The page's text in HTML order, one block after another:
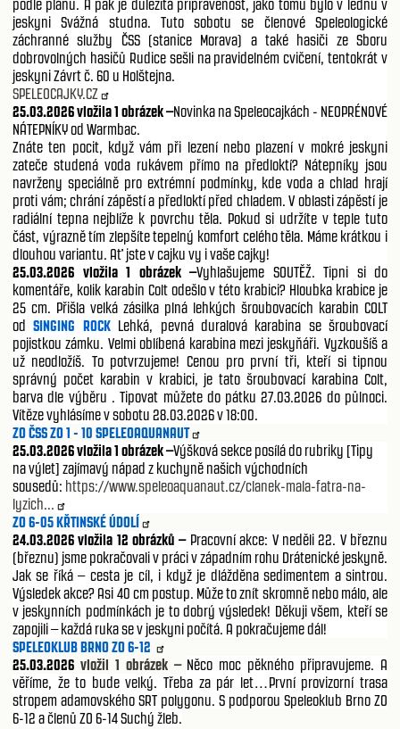
podle plánu. A pak je důležitá připravenost, jako tomu bylo v lednu v
jeskyni Svážná studna. Tuto sobotu se členové Speleologické
záchranné služby ČSS (stanice Morava) a také hasiči ze Sboru
dobrovolných hasičů Rudice sešli na pravidelném cvičení, tentokrát v
jeskyni Závrt č. 60 u Holštejna.
SPELEOCAJKY.CZ
25.03.2026 vložila 1 obrázek –Novinka na Speleocajkách - NEOPRÉNOVÉ
NÁTEPNÍKY od Warmbac.
Znáte ten pocit, když vám při lezení nebo plazení v mokré jeskyni
zateče studená voda rukávem přímo na předloktí? Nátepníky jsou
navrženy speciálně pro extrémní podmínky, kde voda a chlad hrají
proti vám; chrání zápěstí a předloktí před chladem. V oblasti zápěstí je
radiální tepna nejblíže k povrchu těla. Pokud si udržíte v teple tuto
část, výrazně tím zlepšíte tepelný komfort celého těla. Máme krátkou i
dlouhou variantu. Ať jste v cajku vy i vaše cajky!
25.03.2026 vložila 1 obrázek –Vyhlašujeme SOUTĚŽ. Tipni si do
komentáře, kolik karabin Colt odešlo v této krabici? Hloubka krabice je
25 cm. Přišla velká zásilka plná lehkých šroubovacích karabin COLT
odSINGING ROCKLehká, pevná duralová karabina se šroubovací
pojistkou zámku. Velmi oblíbená karabina mezi jeskyňáři. Vyzkoušíš a
už neodložíš. To potvrzujeme! Cenou pro první tři, kteří si tipnou
správný počet karabin v krabici, je tato šroubovací karabina Colt,
barva dle výběru . Tipovat můžete do pátku 27.03.2026 do půlnoci.
Vítěze vyhlásíme v sobotu 28.03.2026 v 18:00.
ZO ČSS ZO 1 - 10 SPELEOAQUANAUT
25.03.2026 vložila 1 obrázek –Výšková sekce posílá do rubriky [Tipy
na výlet] zajímavý nápad z kuchyně našich východních
sousedů: https://www.speleoaquanaut.cz/clanek-mala-fatra-na-
lyzich...
ZO 6-05 KŘTINSKÉ ÚDOLÍ
24.03.2026vložila 12 obrázků – Pracovní akce: V neděli 22. V březnu
(březnu) jsme pokračovali v práci v západním rohu Drátenické jeskyně.
Jak se říká – cesta je cíl, i když je dlážděna sedimentem a sintrou.
Výsledek akce? Asi 40 cm postup. Může to znít skromně nebo málo, ale
v jeskynních podmínkách je to dobrý výsledek! Děkuji všem, kteří se
zapojili – každá ruka se v jeskyni počítá. A pokračujeme dál! ️
SPELEOKLUB BRNO ZO 6-12
25.03.2026 vložil 1 obrázek – Něco moc pěkného připravujeme. A
věříme, že to bude velký. Třeba za pár let…První provizorní trasa
stropem adamovského SRT polygonu. S podporou Speleoklub Brno ZO
6-12 a členů ZO 6-14 Suchý žleb.